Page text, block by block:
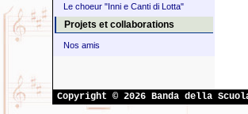
Le choeur "Inni e Canti di Lotta"
Projets et collaborations
Nos amis
Copyright © 2026 Banda della